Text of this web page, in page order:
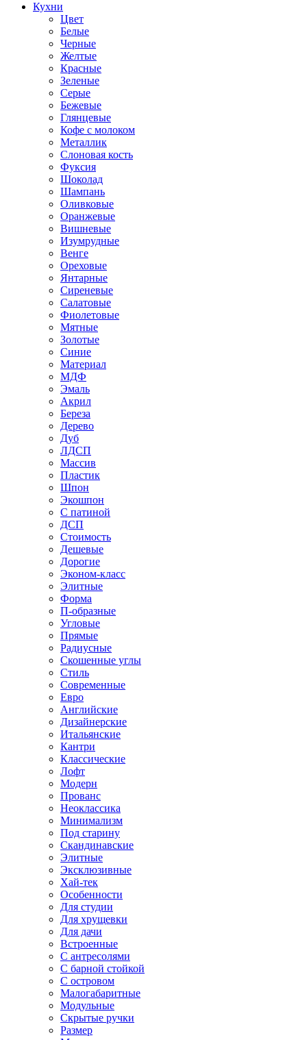
Кухни
Цвет
Белые
Черные
Желтые
Красные
Зеленые
Серые
Бежевые
Глянцевые
Кофе с молоком
Металлик
Слоновая кость
Фуксия
Шоколад
Шампань
Оливковые
Оранжевые
Вишневые
Изумрудные
Венге
Ореховые
Янтарные
Сиреневые
Салатовые
Фиолетовые
Мятные
Золотые
Синие
Материал
МДФ
Эмаль
Акрил
Береза
Дерево
Дуб
ЛДСП
Массив
Пластик
Шпон
Экошпон
С патиной
ДСП
Стоимость
Дешевые
Дорогие
Эконом-класс
Элитные
Форма
П-образные
Угловые
Прямые
Радиусные
Скошенные углы
Стиль
Современные
Евро
Английские
Дизайнерские
Итальянские
Кантри
Классические
Лофт
Модерн
Прованс
Неоклассика
Минимализм
Под старину
Скандинавские
Элитные
Эксклюзивные
Хай-тек
Особенности
Для студии
Для хрущевки
Для дачи
Встроенные
С антресолями
С барной стойкой
С островом
Малогабаритные
Модульные
Скрытые ручки
Размер